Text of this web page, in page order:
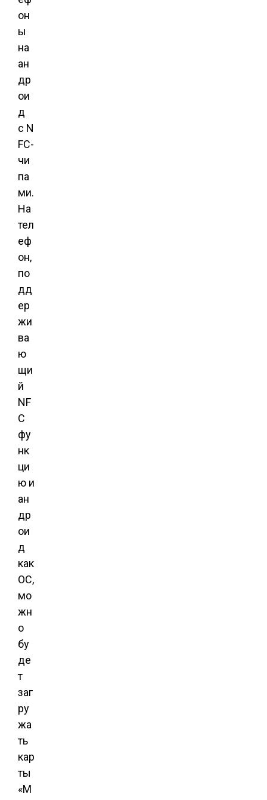
он
ы
на
ан
др
ои
д
с N
FC-
чи
па
ми.
На
тел
еф
он,
по
дд
ер
жи
ва
ю
щи
й
NF
C
фу
нк
ци
ю и
ан
др
ои
д
как
ОС,
мо
жн
о
бу
де
т
заг
ру
жа
ть
кар
ты
«М